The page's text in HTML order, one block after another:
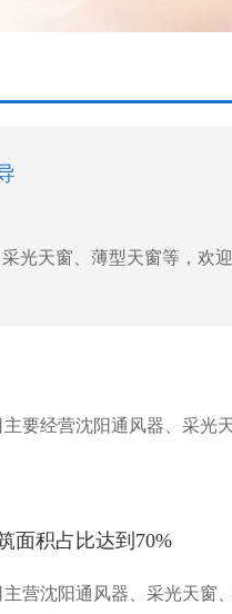
光天窗、薄型天窗等，欢
要经营沈阳通风器、采光
面积占比达到70%
营沈阳通风器、采光天窗